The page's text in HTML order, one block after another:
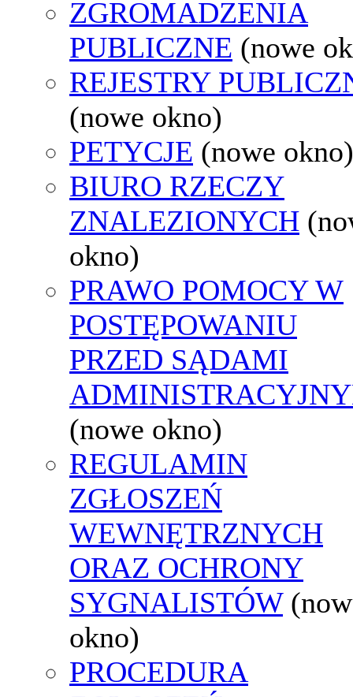
ZGROMADZENIA
PUBLICZNE (nowe
REJESTRY
(nowe okno)
PETYCJE (nowe okno)
BIURO RZECZY
ZNALEZIONYCH
okno)
PRAWO POMOCY W
POSTĘPOWANIU
PRZED SĄDAMI
(nowe okno)
REGULAMIN
ZGŁOSZEŃ
WEWNĘTRZNYCH
ORAZ OCHRONY
SYGNALISTÓW
okno)
PROCEDURA